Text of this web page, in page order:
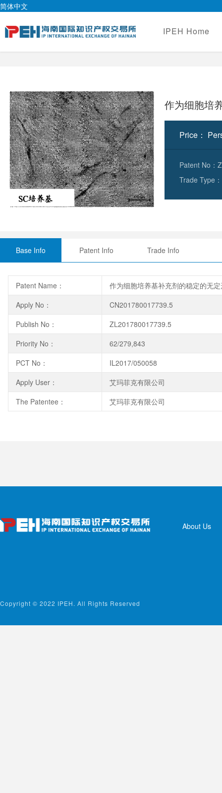
简体中文
IPEH Home
作为细胞培
Price：
Patent No：
Trade Type
Base Info Patent Info Trade Info
Patent Name：
作为细胞培养基补充剂的稳定的无
Apply No：
CN201780017739.5
Publish No：
ZL201780017739.5
Priority No：
62/279,843
PCT No：
IL2017/050058
Apply User：
艾玛菲克有限公司
The Patentee：
艾玛菲克有限公司
About Us
Copyright © 2022 IPEH. All Rights Reserved